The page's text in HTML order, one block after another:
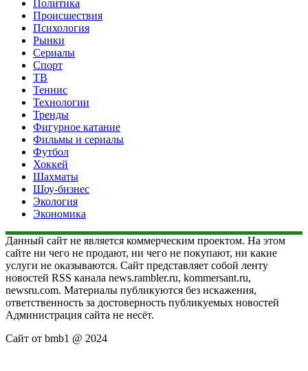
Политика
Происшествия
Психология
Рынки
Сериалы
Спорт
ТВ
Теннис
Технологии
Тренды
Фигурное катание
Фильмы и сериалы
Футбол
Хоккей
Шахматы
Шоу-бизнес
Экология
Экономика
Данный сайт не является коммерческим проектом. На этом
сайте ни чего не продают, ни чего не покупают, ни какие
услуги не оказываются. Сайт представляет собой ленту
новостей RSS канала news.rambler.ru, kommersant.ru,
newsru.com. Материалы публикуются без искажения,
ответственность за достоверность публикуемых новостей
Администрация сайта не несёт.
Сайт от bmb1 @ 2024